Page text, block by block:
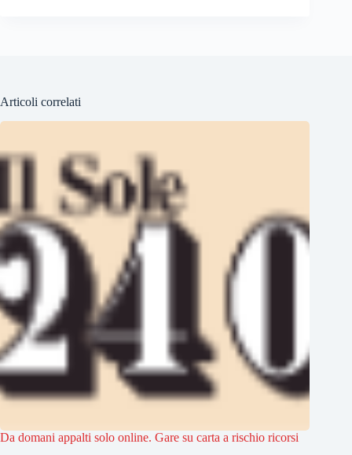
Articoli correlati
Da domani appalti solo online. Gare su carta a rischio ricorsi